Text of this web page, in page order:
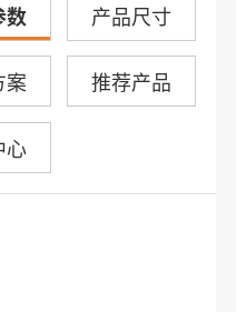
数 产品尺寸
案 推荐产品
心